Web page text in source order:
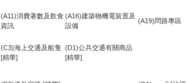
(A11)消費著數及飲食
資訊
(A16)建築物機電裝置及
設備
(A19)問路專區
(C3)海上交通及船隻
[精華]
(D1)公共交通有關商品
[精華]